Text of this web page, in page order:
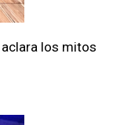
aclara los mitos